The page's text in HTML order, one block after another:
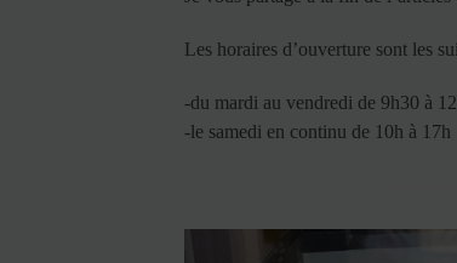
Les horaires d’ouverture sont les
-du mardi au vendredi de 9h30 à
-le samedi en continu de 10h à 17h